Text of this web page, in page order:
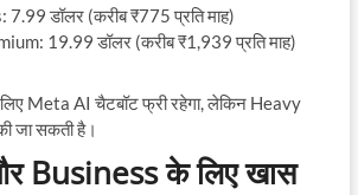
डॉलर (करीब ₹775 प्रति माह)
19.99 डॉलर (करीब ₹1,939 प्रति माह)
लिए Meta AI चैटबॉट फ्री रहेगा, लेकिन Heavy
जा सकती है।
Business के लिए खास